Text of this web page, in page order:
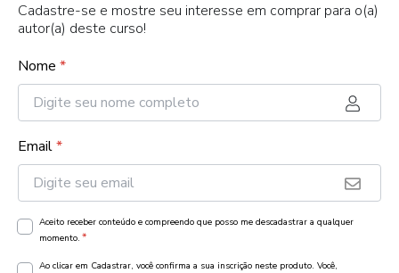
Cadastre-se e mostre seu interesse em comprar para o(a)
autor(a) deste curso!
Nome *
Email*
Aceito receber conteúdo e compreendo que posso me descadastrar a qualquer
momento. *
Ao clicar em Cadastrar, você confirma a sua inscrição neste produto. Você,